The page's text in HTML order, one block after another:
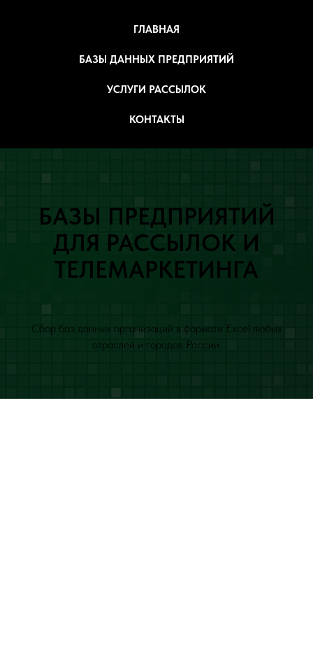
ГЛАВНАЯ
БАЗЫ ДАННЫХ ПРЕДПРИЯТИЙ
УСЛУГИ РАССЫЛОК
КОНТАКТЫ
БАЗЫ ПРЕДПРИЯТИЙ
ДЛЯ РАССЫЛОК И
ТЕЛЕМАРКЕТИНГА
Сбор баз данных организаций в формате Excel любых
отраслей и городов России.